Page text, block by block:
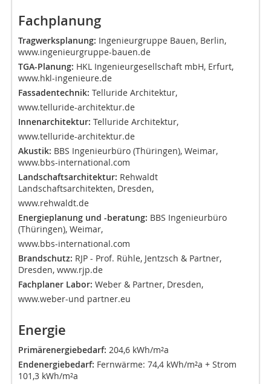
Fachplanung
Tragwerksplanung: Ingenieurgruppe Bauen, Berlin,
www.ingenieurgruppe-bauen.de
TGA-Planung: HKL Ingenieurgesellschaft mbH, Erfurt,
www.hkl-ingenieure.de
Fassadentechnik: Telluride Architektur,
www.telluride-architektur.de
Innenarchitektur: Telluride Architektur,
www.telluride-architektur.de
Akustik: BBS Ingenieurbüro (Thüringen), Weimar,
www.bbs-international.com
Landschaftsarchitektur: Rehwaldt
Landschaftsarchitekten, Dresden,
www.rehwaldt.de
Energieplanung und -beratung: BBS Ingenieurbüro
(Thüringen), Weimar,
www.bbs-international.com
Brandschutz: RJP - Prof. Rühle, Jentzsch & Partner,
Dresden, www.rjp.de
Fachplaner Labor: Weber & Partner, Dresden,
www.weber-und partner.eu
Energie
Primärenergiebedarf: 204,6 kWh/m²a
Endenergiebedarf: Fernwärme: 74,4 kWh/m²a + Strom
101,3 kWh/m²a